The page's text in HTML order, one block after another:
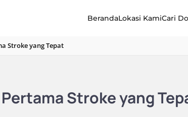
BerandaLokasi KamiCari
Stroke yang Tepat
Stroke yang